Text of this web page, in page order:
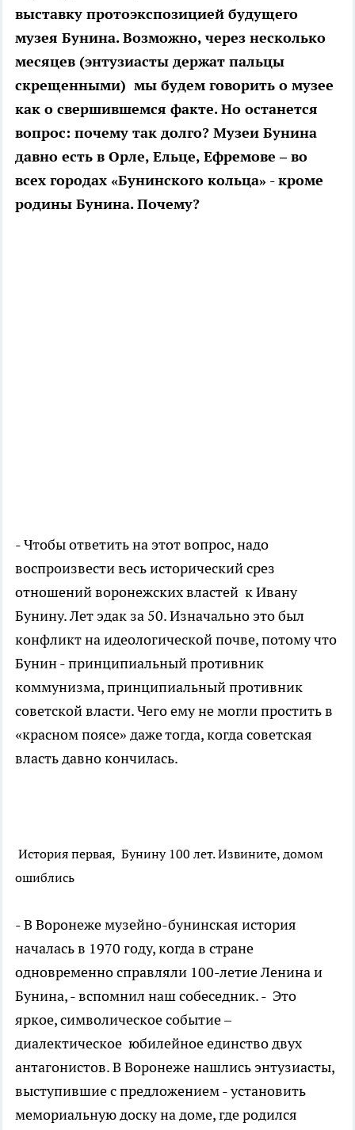
выставку протоэкспозицией будущего
музея Бунина. Возможно, через несколько
месяцев (энтузиасты держат пальцы
скрещенными) мы будем говорить о музее
как о свершившемся факте. Но останется
вопрос: почему так долго? Музеи Бунина
давно есть в Орле, Ельце, Ефремове – во
всех городах «Бунинского кольца» - кроме
родины Бунина. Почему?
- Чтобы ответить на этот вопрос, надо
воспроизвести весь исторический срез
отношений воронежских властей к Ивану
Бунину. Лет эдак за 50. Изначально это был
конфликт на идеологической почве, потому что
Бунин - принципиальный противник
коммунизма, принципиальный противник
советской власти. Чего ему не могли простить в
«красном поясе» даже тогда, когда советская
власть давно кончилась.
История первая, Бунину 100 лет. Извините, домом
ошиблись
- В Воронеже музейно-бунинская история
началась в 1970 году, когда в стране
одновременно справляли 100-летие Ленина и
Бунина, - вспомнил наш собеседник. - Это
яркое, символическое событие –
диалектическое юбилейное единство двух
антагонистов. В Воронеже нашлись энтузиасты,
выступившие с предложением - установить
мемориальную доску на доме, где родился